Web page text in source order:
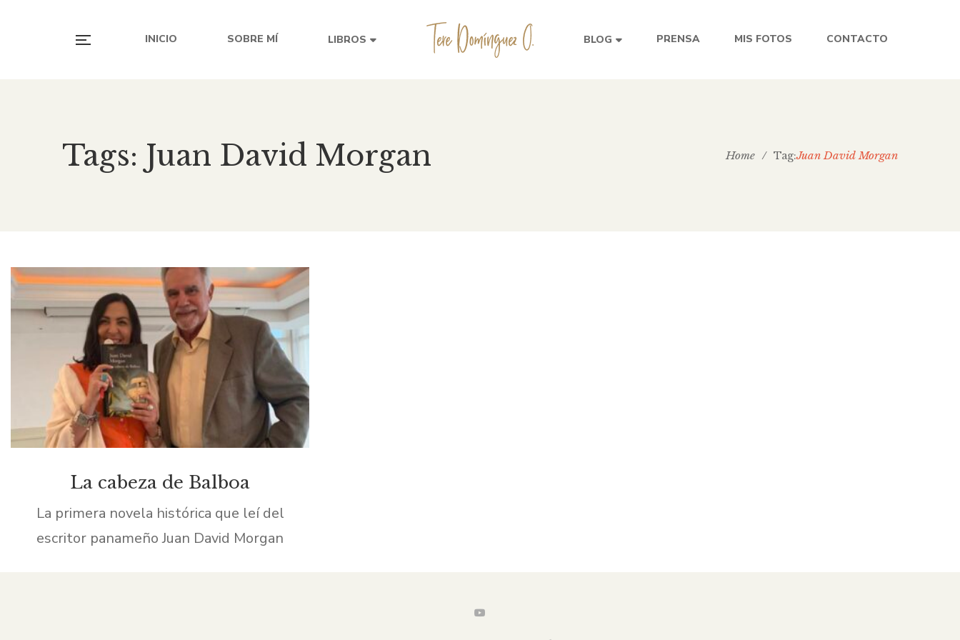
INICIO SOBRE MÍ LIBROS BLOG PRENSA MIS FOTOS CONTACTO
Tags: Juan David Morgan Home / Tag:Juan David Morgan
La cabeza de Balboa
La primera novela histórica que leí del
escritor panameño Juan David Morgan